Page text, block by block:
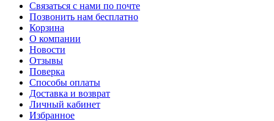
Связаться с нами по почте
Позвонить нам бесплатно
Корзина
О компании
Новости
Отзывы
Поверка
Способы оплаты
Доставка и возврат
Личный кабинет
Избранное